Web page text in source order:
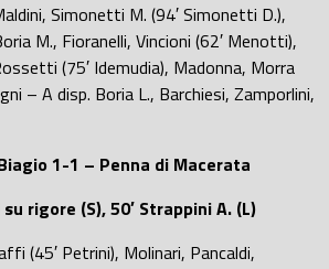
Simonetti M. (94′ Simonetti D.),
M., Fioranelli, Vincioni (62′ Menotti),
(75′ Idemudia), Madonna, Morra
– A disp. Boria L., Barchiesi, Zamporlini,
1-1 – Penna di Macerata
rigore (S), 50′ Strappini A. (L)
(45′ Petrini), Molinari, Pancaldi,